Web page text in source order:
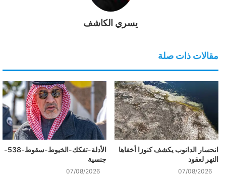
يسري الكاشف
مقالات ذات صلة
انحسار الدانوب يكشف كنوزا أخفاها
النهر لعقود
07/08/2026
الأدلة-تفكك-الخيوط-سقوط-538-
جنسية
07/08/2026